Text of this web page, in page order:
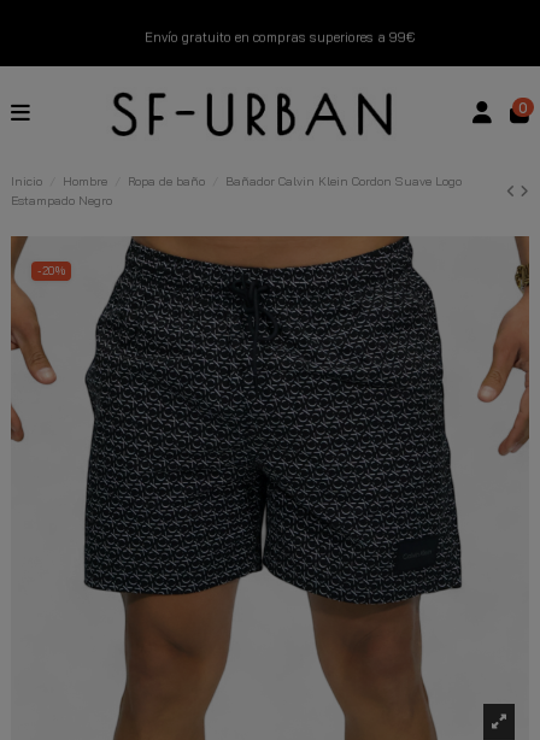
Envío gratuito en compras superiores a 99€
Nuevos productos disponibles esta semana
0
Inicio Hombre Ropa de baño
Bañador Calvin Klein Cordon Suave Logo
Estampado Negro
-20%